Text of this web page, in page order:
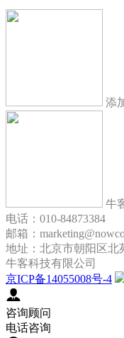
添
牛
电话：010-84873384
邮箱：
地址：北京市朝阳区北
牛客科技有限公司
京ICP备14055008号-4
咨询顾问
电话咨询